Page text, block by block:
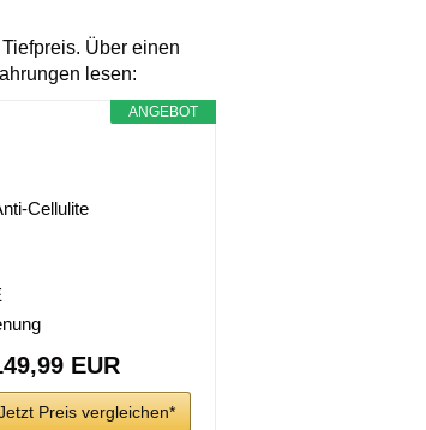
Über einen
lesen:
ANGEBOT
Cellulite
EUR
Preis vergleichen*